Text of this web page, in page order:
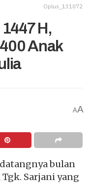
Oplus_131072
H,
Anak
AA
bulan
Tgk. Sarjani yang